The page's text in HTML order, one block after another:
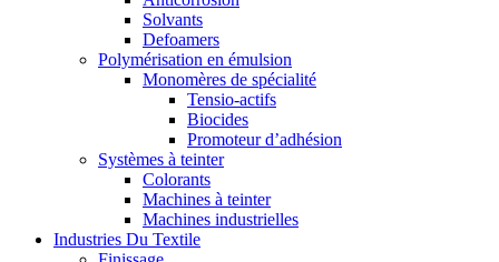
Solvants
Defoamers
Polymérisation en émulsion
Monomères de spécialité
Tensio-actifs
Biocides
Promoteur d’adhésion
Systèmes à teinter
Colorants
Machines à teinter
Machines industrielles
Industries Du Textile